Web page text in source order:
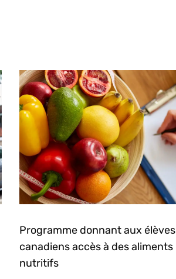
Programme donnant aux élèves
canadiens accès à des aliments
nutritifs